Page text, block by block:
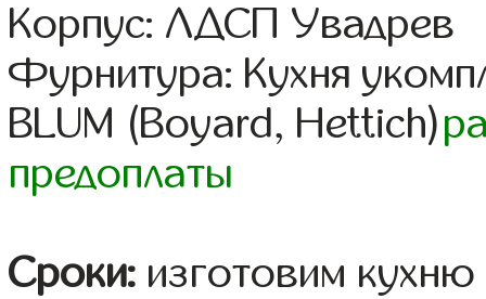
Корпус: ЛДСП Увадрев
Фурнитура: Кухня
BLUM (Boyard, Hettich)
предоплаты
Сроки: изготовим